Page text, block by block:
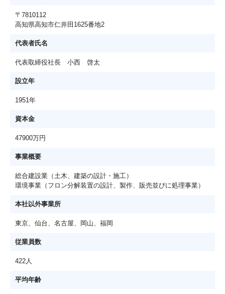
〒7810112
高知県高知市仁井田1625番地2
代表者氏名
代表取締役社長 小西 啓太
設立年
1951年
資本金
47900万円
事業概要
総合建設業（土木、建築の設計・施工）
環境事業（フロン分解装置の設計、製作、販売並びに処理事業）
本社以外事業所
東京、仙台、名古屋、岡山、福岡
従業員数
422人
平均年齢